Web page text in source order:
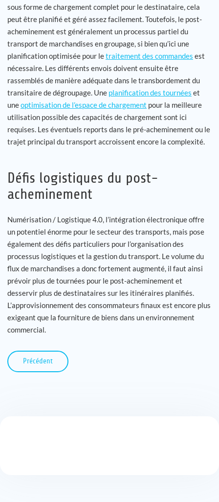
sous forme de chargement complet pour le destinataire, cela
peut être planifié et géré assez facilement. Toutefois, le post-
acheminement est généralement un processus partiel du
transport de marchandises en groupage, si bien qu’ici une
planification optimisée pour letraitement des commandes est
nécessaire. Les différents envois doivent ensuite être
rassemblés de manière adéquate dans le transbordement du
transitaire de dégroupage. Une planification des tournées et
uneoptimisation de l’espace de chargement pour la meilleure
utilisation possible des capacités de chargement sont ici
requises. Les éventuels reports dans le pré-acheminement ou le
trajet principal du transport accroissent encore la complexité.
Défis logistiques du post-
acheminement
Numérisation / Logistique 4.0, l’intégration électronique offre
un potentiel énorme pour le secteur des transports, mais pose
également des défis particuliers pour l’organisation des
processus logistiques et la gestion du transport. Le volume du
flux de marchandises a donc fortement augmenté, il faut ainsi
prévoir plus de tournées pour le post-acheminement et
desservir plus de destinataires sur les itinéraires planifiés.
L’approvisionnement des consommateurs finaux est encore plus
exigeant que la fourniture de biens dans un environnement
commercial.
Précédent